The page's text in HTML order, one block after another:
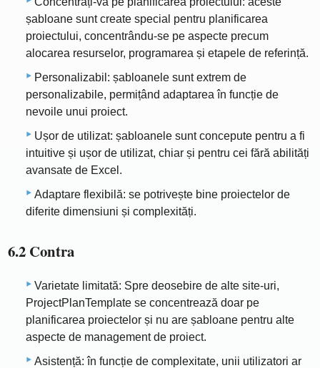
șabloane sunt create special pentru planificarea
proiectului, concentrându-se pe aspecte precum
alocarea resurselor, programarea și etapele de referință.
Personalizabil: șabloanele sunt extrem de
personalizabile, permițând adaptarea în funcție de
nevoile unui proiect.
Ușor de utilizat: șabloanele sunt concepute pentru a fi
intuitive și ușor de utilizat, chiar și pentru cei fără abilități
avansate de Excel.
Adaptare flexibilă: se potrivește bine proiectelor de
diferite dimensiuni și complexități.
6.2 Contra
Varietate limitată: Spre deosebire de alte site-uri,
ProjectPlanTemplate se concentrează doar pe
planificarea proiectelor și nu are șabloane pentru alte
aspecte de management de proiect.
Asistență: în funcție de complexitate, unii utilizatori ar